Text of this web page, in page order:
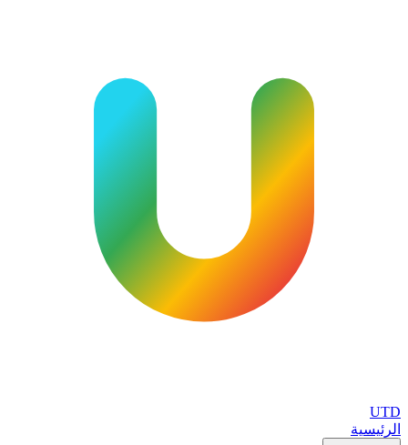
UTD
الرئيسية